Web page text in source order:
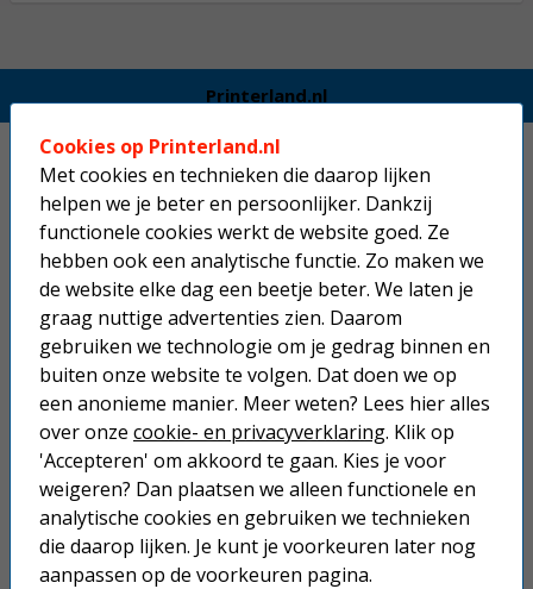
Printerland.nl
Home
Inkjetprinters
Laserprinters
All-in-one printers
Beletteringsystemen
Labelprinters
Alle printers
Mobiele printers
Accessoires
Cookies op Printerland.nl
Met cookies en technieken die daarop lijken
helpen we je beter en persoonlijker. Dankzij
functionele cookies werkt de website goed. Ze
hebben ook een analytische functie. Zo maken we
de website elke dag een beetje beter. We laten je
graag nuttige advertenties zien. Daarom
gebruiken we technologie om je gedrag binnen en
buiten onze website te volgen. Dat doen we op
een anonieme manier. Meer weten? Lees hier alles
over onze cookie- en privacyverklaring. Klik op
'Accepteren' om akkoord te gaan. Kies je voor
weigeren? Dan plaatsen we alleen functionele en
analytische cookies en gebruiken we technieken
die daarop lijken. Je kunt je voorkeuren later nog
aanpassen op de voorkeuren pagina.